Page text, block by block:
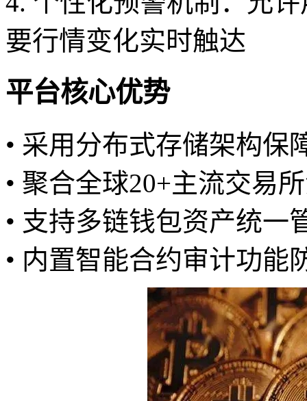
要行情变化实时触达
平台核心优势
• 采用分布式存储架构保
• 聚合全球20+主流交易
• 支持多链钱包资产统一
• 内置智能合约审计功能